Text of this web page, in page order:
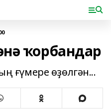
ҡорбандар
ғүмере өҙөлгән...